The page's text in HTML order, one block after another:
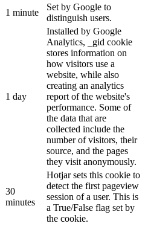
1 minute
Set by Google to
distinguish users.
1 day
Installed by Google
Analytics, _gid cookie
stores information on
how visitors use a
website, while also
creating an analytics
report of the website's
performance. Some of
the data that are
collected include the
number of visitors, their
source, and the pages
they visit anonymously.
30
minutes
Hotjar sets this cookie to
detect the first pageview
session of a user. This is
a True/False flag set by
the cookie.